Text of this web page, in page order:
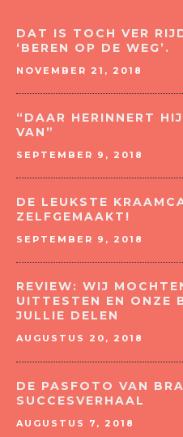
DAT IS TOCH VER
‘BEREN OP DE WEG’.
NOVEMBER 21, 2018
“DAAR HERINNERT
VAN”
SEPTEMBER 9, 2018
DE LEUKSTE
ZELFGEMAAKT!
SEPTEMBER 9, 2018
REVIEW: WIJ
UITTESTEN EN ONZE
JULLIE DELEN
AUGUSTUS 20, 2018
DE PASFOTO VAN
SUCCESVERHAAL
AUGUSTUS 7, 2018